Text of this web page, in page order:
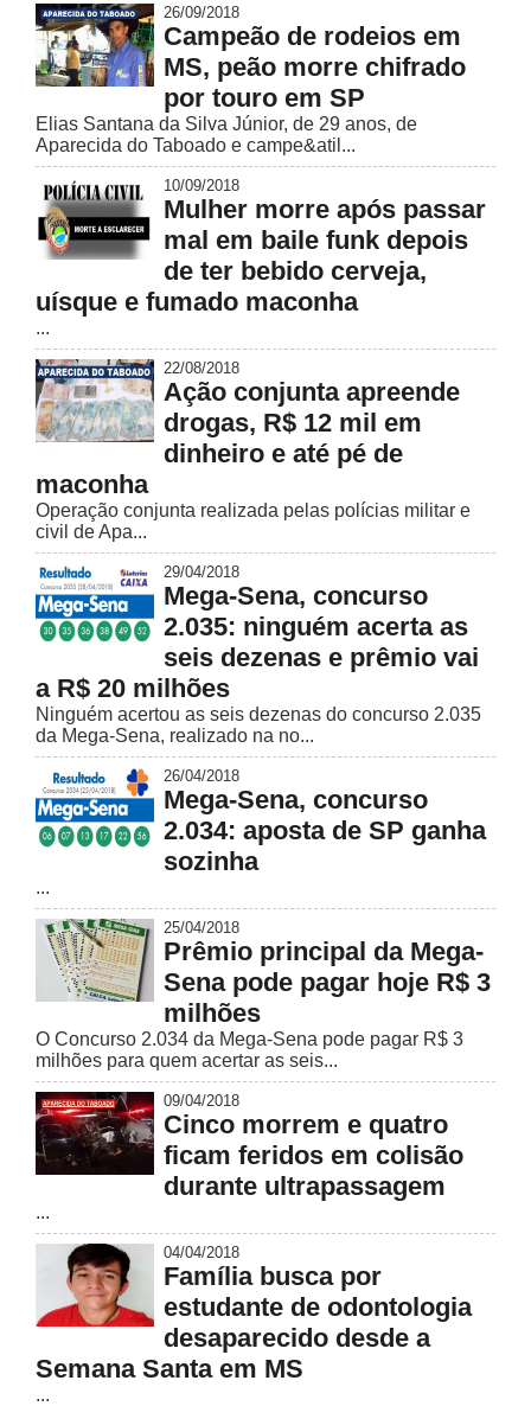
26/09/2018
Campeão de rodeios em
MS, peão morre chifrado
por touro em SP
Elias Santana da Silva Júnior, de 29 anos, de
Aparecida do Taboado e campe&atil...
10/09/2018
Mulher morre após passar
mal em baile funk depois
de ter bebido cerveja,
uísque e fumado maconha
...
22/08/2018
Ação conjunta apreende
drogas, R$ 12 mil em
dinheiro e até pé de
maconha
Operação conjunta realizada pelas polícias militar e
civil de Apa...
29/04/2018
Mega-Sena, concurso
2.035: ninguém acerta as
seis dezenas e prêmio vai
a R$ 20 milhões
Ninguém acertou as seis dezenas do concurso 2.035
da Mega-Sena, realizado na no...
26/04/2018
Mega-Sena, concurso
2.034: aposta de SP ganha
sozinha
...
25/04/2018
Prêmio principal da Mega-
Sena pode pagar hoje R$ 3
milhões
O Concurso 2.034 da Mega-Sena pode pagar R$ 3
milhões para quem acertar as seis...
09/04/2018
Cinco morrem e quatro
ficam feridos em colisão
durante ultrapassagem
...
04/04/2018
Família busca por
estudante de odontologia
desaparecido desde a
Semana Santa em MS
...